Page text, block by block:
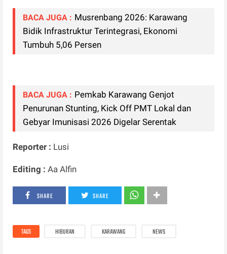
BACA JUGA : Musrenbang 2026: Karawang
Bidik Infrastruktur Terintegrasi, Ekonomi
Tumbuh 5,06 Persen
BACA JUGA : Pemkab Karawang Genjot
Penurunan Stunting, Kick Off PMT Lokal dan
Gebyar Imunisasi 2026 Digelar Serentak
Reporter : Lusi
Editing :Aa Alfin
SHARE SHARE
TAGS HIBURAN KARAWANG NEWS